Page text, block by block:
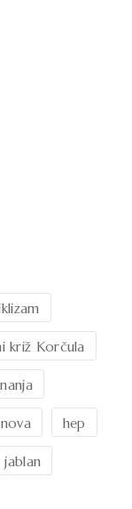
križ Korčula
hep
jablan